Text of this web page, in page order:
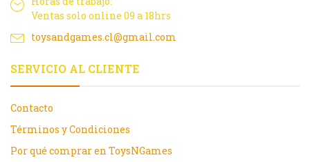
Ventas solo online 09 a 18hrs
toysandgames.cl@gmail.com
SERVICIO AL CLIENTE
Contacto
Términos y Condiciones
Por qué comprar en ToysNGames